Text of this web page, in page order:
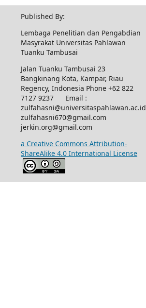
Published By:
Lembaga Penelitian dan Pengabdian
Masyrakat Universitas Pahlawan
Tuanku Tambusai
Jalan Tuanku Tambusai 23
Bangkinang Kota, Kampar, Riau
Regency, Indonesia Phone +62 822
7127 9237 Email :
zulfahasni@universitaspahlawan.ac.id
zulfahasni670@gmail.com
jerkin.org@gmail.com
a Creative Commons Attribution-
ShareAlike 4.0 International License